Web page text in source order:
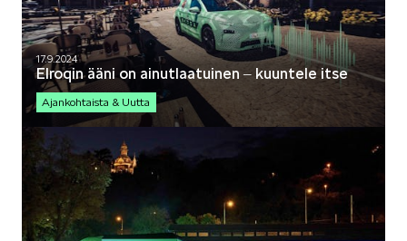
17.9.2024
Elroqin ääni on ainutlaatuinen ‒ kuuntele itse
Ajankohtaista & Uutta